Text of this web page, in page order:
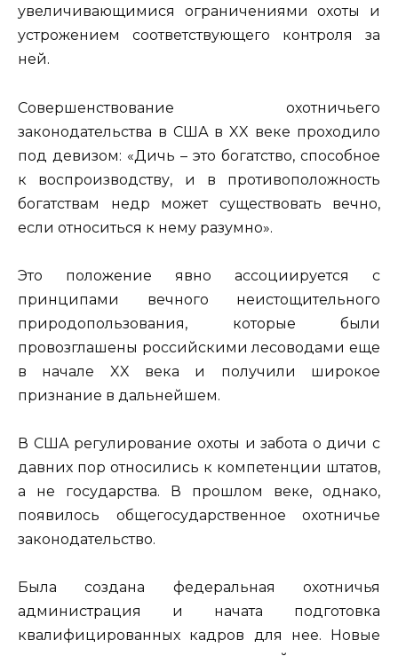
увеличивающимися ограничениями охоты и
устрожением соответствующего контроля за
ней.
Совершенствование охотничьего
законодательства в США в XX веке проходило
под девизом: «Дичь – это богатство, способное
к воспроизводству, и в противоположность
богатствам недр может существовать вечно,
если относиться к нему разумно».
Это положение явно ассоциируется с
принципами вечного неистощительного
природопользования, которые были
провозглашены российскими лесоводами еще
в начале XX века и получили широкое
признание в дальнейшем.
В США регулирование охоты и забота о дичи с
давних пор относились к компетенции штатов,
а не государства. В прошлом веке, однако,
появилось общегосударственное охотничье
законодательство.
Была создана федеральная охотничья
администрация и начата подготовка
квалифицированных кадров для нее. Новые